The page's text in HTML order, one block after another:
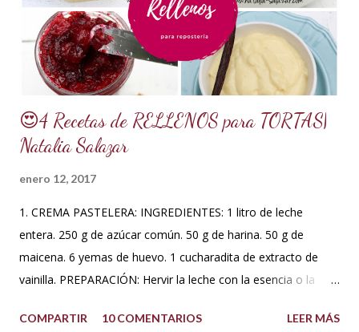
o al gusto *5 ml de VINAGRE BLANCO (opcional, funciona
como preservante) *1 cucharadita de Glicerina ( usar solo si
el clima es ...
😍4 Recetas de RELLENOS para TORTAS|
Natalia Salazar
enero 12, 2017
1. CREMA PASTELERA: INGREDIENTES: 1 litro de leche
entera. 250 g de azúcar común. 50 g de harina. 50 g de
maicena. 6 yemas de huevo. 1 cucharadita de extracto de
vainilla. PREPARACIÓN: Hervir la leche con la esencia o la
con el azúcar. Reservar. Tamiza la harina con la maicena y
COMPARTIR 10 COMENTARIOS LEER MÁS